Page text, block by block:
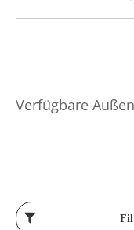
Verfügbare